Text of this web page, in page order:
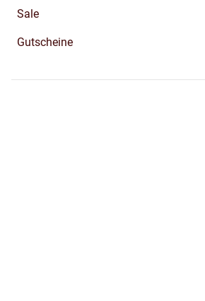
Sale
Gutscheine